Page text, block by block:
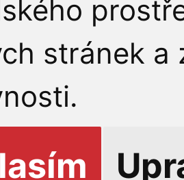
stránek a